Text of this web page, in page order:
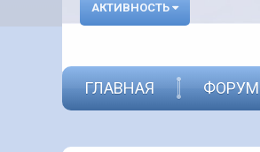
АКТИВНОСТЬ
ГЛАВНАЯ ФОРУМ